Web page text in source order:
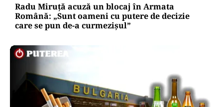
Radu Miruță acuză un blocaj în Armata
Română: „Sunt oameni cu putere de decizie
care se pun de-a curmezișul”